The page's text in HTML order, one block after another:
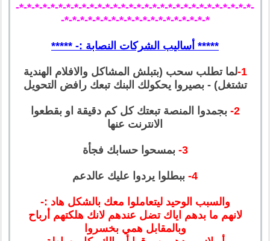
-*-*-*-*-*-*-*-*-*-*-*-*-*-*-*-*-*-*-*-*-*-*-*-*-*-*-*-*-*-*-
*-*-*-*-*-*-*-*-*-*-*-*-*-*-*-*-*-*-*-
***** أساليب الشركات النصابة :- *****
1- لما تطلب سحب (بتبلش المشاكل والافلام الهندية
تشتغل) - بصيروا يحكولك البنك تبعك رافض التحويل
2- بجمدوا المنصة تبعتك كل كم دقيقة او بقطعوا
الانترنت عنها
3- بمسحوا حسابك فجأة
4- ببطلوا يردوا عليك عالدعم
والسبب الوحيد ليتعاملوا معك بالشكل هاد :-
لانهم ما بدهم اياك تضل عندهم لانك هلكتهم أرباح
وبالمقابل همي بخسروا